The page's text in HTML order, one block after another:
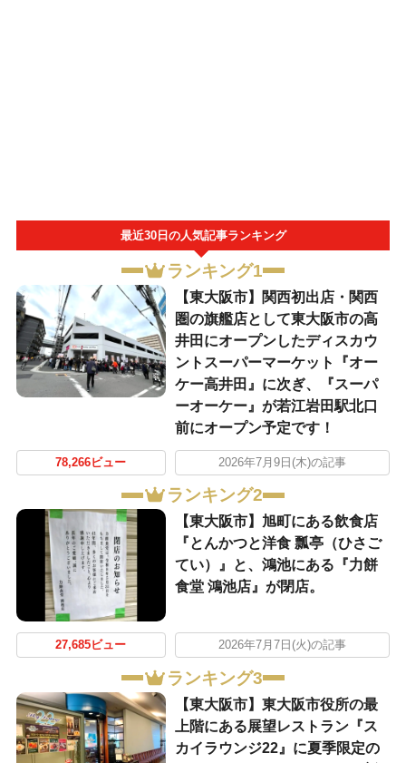
最近30日の人気記事ランキング
ランキング1
【東大阪市】関西初出店・関西
圏の旗艦店として東大阪市の高
井田にオープンしたディスカウ
ントスーパーマーケット『オー
ケー高井田』に次ぎ、『スーパ
ーオーケー』が若江岩田駅北口
前にオープン予定です！
78,266ビュー 2026年7月9日(木)の記事
ランキング2
【東大阪市】旭町にある飲食店
『とんかつと洋食 瓢亭（ひさご
てい）』と、鴻池にある『力餅
食堂 鴻池店』が閉店。
27,685ビュー 2026年7月7日(火)の記事
ランキング3
【東大阪市】東大阪市役所の最
上階にある展望レストラン『ス
カイラウンジ22』に夏季限定の